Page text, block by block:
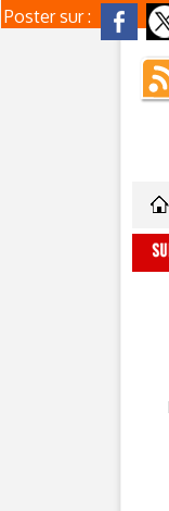
Poster sur :